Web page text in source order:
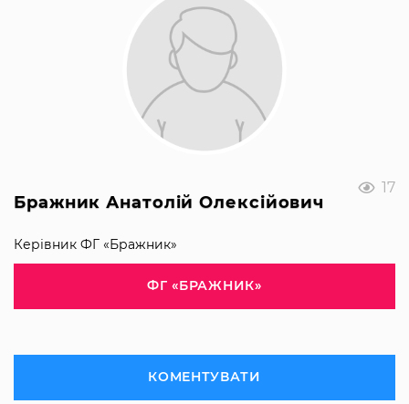
17
Бражник Анатолій Олексійович
Керівник ФГ «Бражник»
ФГ «БРАЖНИК»
КОМЕНТУВАТИ